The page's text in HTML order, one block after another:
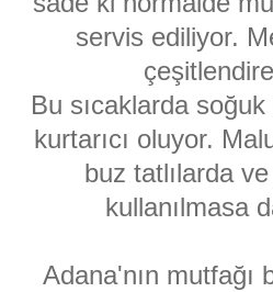
servis ediliyor.
Bu sıcaklarda
kurtarıcı oluyor.
buz tatlılarda
kullanılmasa
Adana'nın mutfağı